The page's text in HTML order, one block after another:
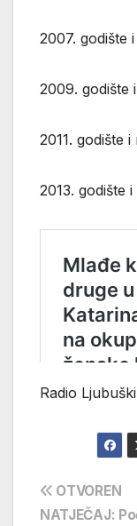
2007. godište
2009. godište
2011. godište
2013. godište
Radio Ljubuški
OTVOREN
NATJEČAJ: